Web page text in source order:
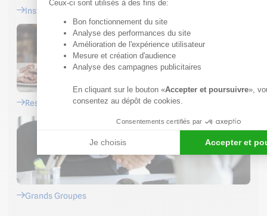
Installateurs
Restaurateurs
Grands Groupes
Ceux-ci sont utilisés à des fins de:
Bon fonctionnement du site
Analyse des performances du site
Amélioration de l'expérience utilisateur
Mesure et création d'audience
Analyse des campagnes publicitaires
En cliquant sur le bouton «Accepter et poursuivre»,
consentez au dépôt de cookies.
Consentements certifiés par
Je choisis Accepter et
Axeptio consent